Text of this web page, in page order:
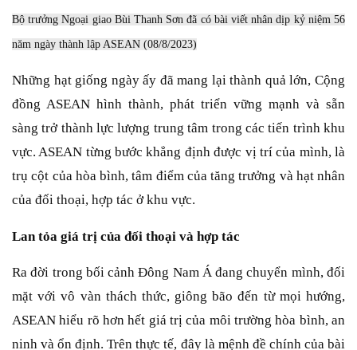
Bộ trưởng Ngoại giao Bùi Thanh Sơn đã có bài viết nhân dịp kỷ niệm 56
năm ngày thành lập ASEAN (08/8/2023)
Những hạt giống ngày ấy đã mang lại thành quả lớn, Cộng
đồng ASEAN hình thành, phát triển vững mạnh và sẵn
sàng trở thành lực lượng trung tâm trong các tiến trình khu
vực. ASEAN từng bước khẳng định được vị trí của mình, là
trụ cột của hòa bình, tâm điểm của tăng trưởng và hạt nhân
của đối thoại, hợp tác ở khu vực.
Lan tỏa giá trị của đối thoại và hợp tác
Ra đời trong bối cảnh Đông Nam Á đang chuyển mình, đối
mặt với vô vàn thách thức, giông bão đến từ mọi hướng,
ASEAN hiểu rõ hơn hết giá trị của môi trường hòa bình, an
ninh và ổn định. Trên thực tế, đây là mệnh đề chính của bài